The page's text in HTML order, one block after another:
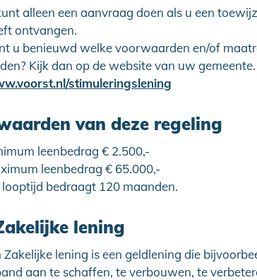
alleen een aanvraag doen als u een
ontvangen.
u benieuwd welke voorwaarden en/of
Kijk dan op de website van uw gemeente.
stimuleringslening
van deze regeling
leenbedrag € 2.500,-
leenbedrag € 65.000,-
looptijd bedraagt 120 maanden.
lening
Zakelijke lening is een geldlening die
aan te schaffen, te verbouwen, te